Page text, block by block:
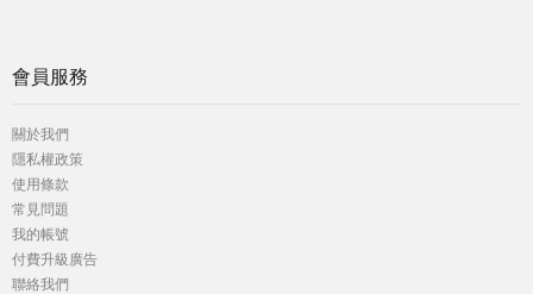
會員服務
關於我們
隱私權政策
使用條款
常見問題
我的帳號
付費升級廣告
聯絡我們